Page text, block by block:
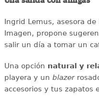
Ingrid Lemus, asesora
Imagen, propone
salir un día a tomar un
Una opción natural y
playera y un blazer
accesorios y tus zapatos